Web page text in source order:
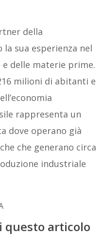
della
sua esperienza nel
e delle materie prime.
milioni di abitanti e
rappresenta un
dove operano già
che generano circa
industriale
questo articolo